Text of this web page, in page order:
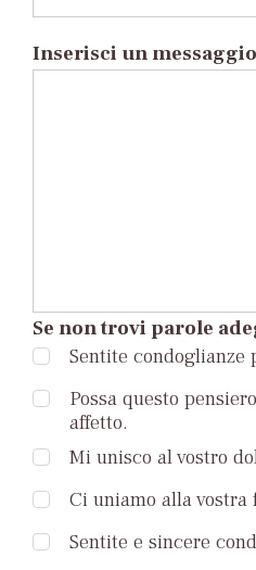
Inserisci un
Se non trovi parole
Sentite
Possa questo
affetto.
Mi unisco al vostro
Ci uniamo alla vostra
Sentite e sincere